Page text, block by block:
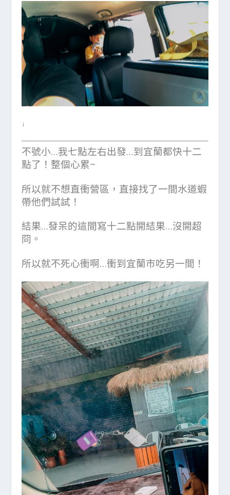
↓
不號小…我七點左右出發…到宜蘭都快十二
點了！整個心累~
所以就不想直衝營區，直接找了一間水道蝦
帶他們試試！
結果…發呆的這間寫十二點開結果…沒開超
冏。
所以就不死心衝啊…衝到宜蘭市吃另一間！